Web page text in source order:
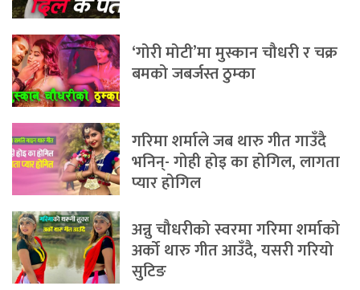
‘गोरी मोटी’मा मुस्कान चौधरी र चक्र
बमको जबर्जस्त ठुम्का
गरिमा शर्माले जब थारु गीत गाउँदै
भनिन्- गोही होइ का होगिल, लागता
प्यार होगिल
अन्नु चौधरीको स्वरमा गरिमा शर्माको
अर्को थारु गीत आउँदै, यसरी गरियो
सुटिङ